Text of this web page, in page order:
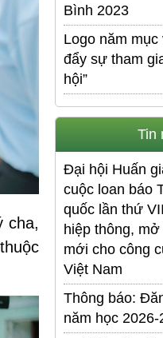
cha,
Bình 2023
Logo năm mục
đẩy sự tham
hội”
Tin
Đại hội Huấn
cuộc loan báo
quốc lần thứ
hiệp thông,
mới cho công
Việt Nam
Thông báo:
năm học 2026-